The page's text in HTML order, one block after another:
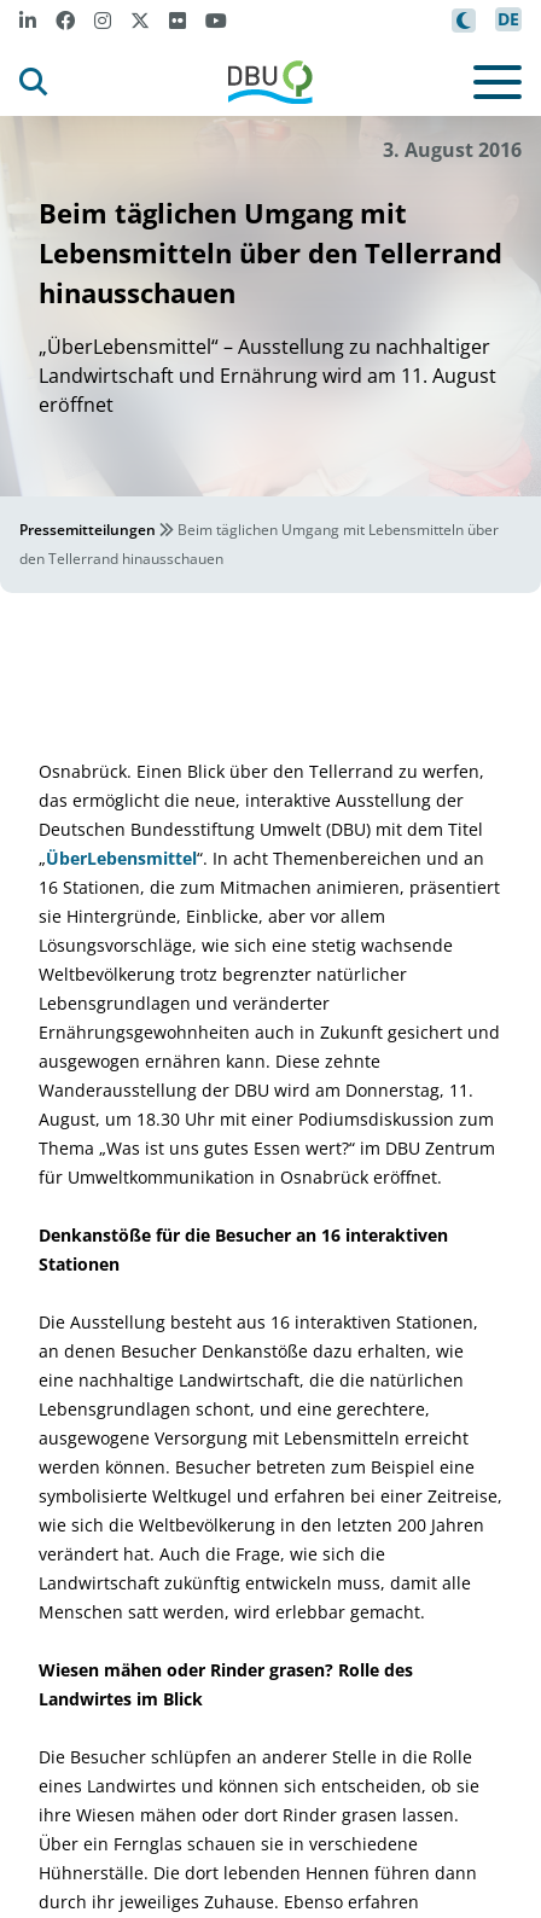
DE
3. August 2016
Beim täglichen Umgang mit
Lebensmitteln über den Tellerrand
hinausschauen
„ÜberLebensmittel“ – Ausstellung zu nachhaltiger
Landwirtschaft und Ernährung wird am 11. August
eröffnet
Pressemitteilungen
Beim täglichen Umgang mit Lebensmitteln über
den Tellerrand hinausschauen
Osnabrück. Einen Blick über den Tellerrand zu werfen,
das ermöglicht die neue, interaktive Ausstellung der
Deutschen Bundesstiftung Umwelt (DBU) mit dem Titel
„ÜberLebensmittel“. In acht Themenbereichen und an
16 Stationen, die zum Mitmachen animieren, präsentiert
sie Hintergründe, Einblicke, aber vor allem
Lösungsvorschläge, wie sich eine stetig wachsende
Weltbevölkerung trotz begrenzter natürlicher
Lebensgrundlagen und veränderter
Ernährungsgewohnheiten auch in Zukunft gesichert und
ausgewogen ernähren kann. Diese zehnte
Wanderausstellung der DBU wird am Donnerstag, 11.
August, um 18.30 Uhr mit einer Podiumsdiskussion zum
Thema „Was ist uns gutes Essen wert?“ im DBU Zentrum
für Umweltkommunikation in Osnabrück eröffnet.
Denkanstöße für die Besucher an 16 interaktiven
Stationen
Die Ausstellung besteht aus 16 interaktiven Stationen,
an denen Besucher Denkanstöße dazu erhalten, wie
eine nachhaltige Landwirtschaft, die die natürlichen
Lebensgrundlagen schont, und eine gerechtere,
ausgewogene Versorgung mit Lebensmitteln erreicht
werden können. Besucher betreten zum Beispiel eine
symbolisierte Weltkugel und erfahren bei einer Zeitreise,
wie sich die Weltbevölkerung in den letzten 200 Jahren
verändert hat. Auch die Frage, wie sich die
Landwirtschaft zukünftig entwickeln muss, damit alle
Menschen satt werden, wird erlebbar gemacht.
Wiesen mähen oder Rinder grasen? Rolle des
Landwirtes im Blick
Die Besucher schlüpfen an anderer Stelle in die Rolle
eines Landwirtes und können sich entscheiden, ob sie
ihre Wiesen mähen oder dort Rinder grasen lassen.
Über ein Fernglas schauen sie in verschiedene
Hühnerställe. Die dort lebenden Hennen führen dann
durch ihr jeweiliges Zuhause. Ebenso erfahren